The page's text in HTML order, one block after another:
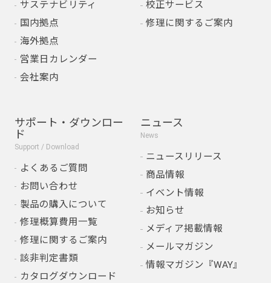
サステナビリティ
国内拠点
海外拠点
営業日カレンダー
会社案内
校正サービス
修理に関するご案内
サポート・ダウンロー
ド
Support / Download
よくあるご質問
お問い合わせ
製品の購入について
修理概算費用一覧
修理に関するご案内
該非判定書類
カタログダウンロード
ニュース
News
ニュースリリース
商品情報
イベント情報
お知らせ
メディア掲載情報
メールマガジン
情報マガジン『WAY』